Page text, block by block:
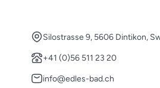
Silostrasse 9, 5606 Dintikon,
+41 (0)56 511 23 20
info@edles-bad.ch